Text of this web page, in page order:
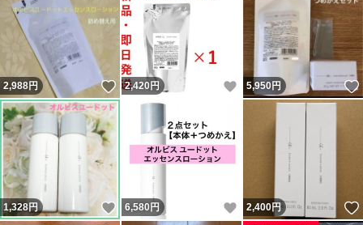
2,988円 いいね！
2,420 円 いいね！
5,950円
1,328円 いいね！
6,580 円 いいね！
2,400円